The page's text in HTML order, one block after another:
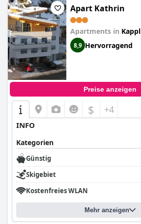
Apart Kathrin
Apartments in Kappl
8,9 Hervorragend
Preise anzeigen
$ +4
INFO
Kategorien
Günstig
Skigebiet
Kostenfreies WLAN
Mehr anzeigen